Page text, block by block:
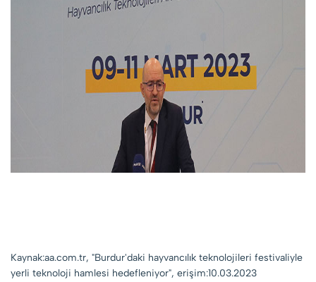
Kaynak:aa.com.tr, "Burdur'daki hayvancılık teknolojileri festivaliyle
yerli teknoloji hamlesi hedefleniyor", erişim:10.03.2023